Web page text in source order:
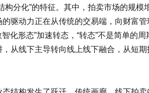
构分化”的特征。其中，拍卖市场的规
驱动力正在从传统的交易端，向财富
智化形态”加速转态，“转态”不是简单的
从线下主导转向线上线下融合，从短